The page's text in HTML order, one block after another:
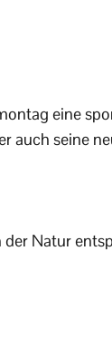
eine
auch seine
Natur